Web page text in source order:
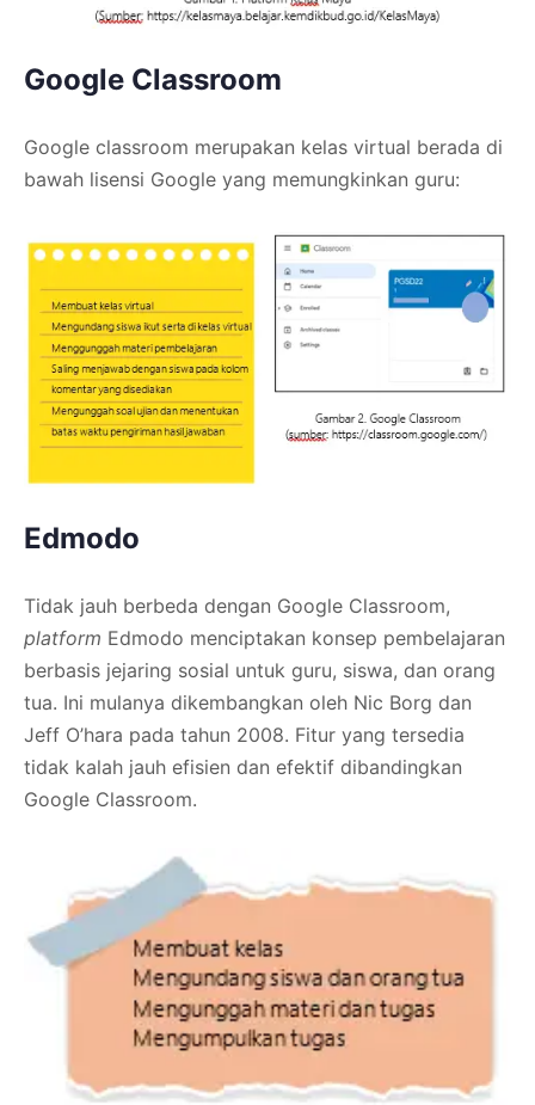
Google Classroom
Google classroom merupakan kelas virtual berada di
bawah lisensi Google yang memungkinkan guru:
Edmodo
Tidak jauh berbeda dengan Google Classroom,
platform Edmodo menciptakan konsep pembelajaran
berbasis jejaring sosial untuk guru, siswa, dan orang
tua. Ini mulanya dikembangkan oleh Nic Borg dan
Jeff O’hara pada tahun 2008. Fitur yang tersedia
tidak kalah jauh efisien dan efektif dibandingkan
Google Classroom.